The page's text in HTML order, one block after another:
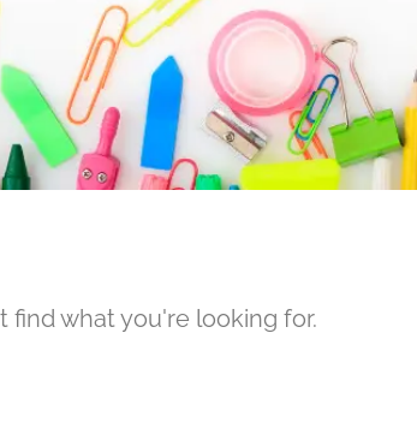
find what you're looking for.